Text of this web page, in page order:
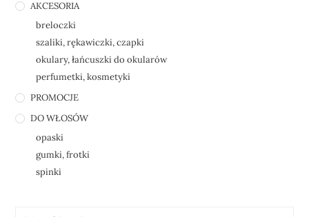
AKCESORIA
breloczki
szaliki, rękawiczki, czapki
okulary, łańcuszki do okularów
perfumetki, kosmetyki
PROMOCJE
DO WŁOSÓW
opaski
gumki, frotki
spinki